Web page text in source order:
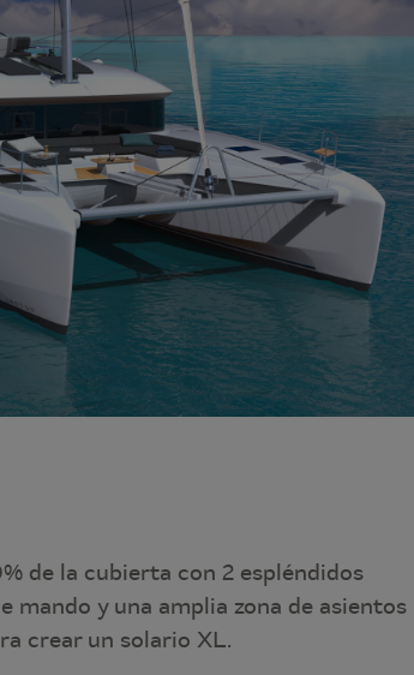
de la cubierta con 2 espléndidos
mando y una amplia zona de asientos
crear un solario XL.